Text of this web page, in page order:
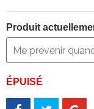
Produit
ÉPUISÉ